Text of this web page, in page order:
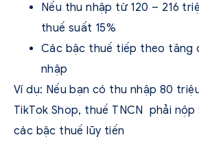
Nếu thu nhập từ 120 – 216
thuế suất 15%
Các bậc thuế tiếp theo tăng
nhập
Ví dụ: Nếu bạn có thu nhập 80
TikTok Shop, thuế TNCN phải
các bậc thuế lũy tiến